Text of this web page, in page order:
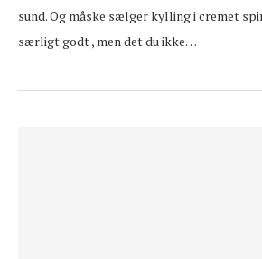
sund. Og måske sælger kylling i cremet
særligt godt , men det du ikke…